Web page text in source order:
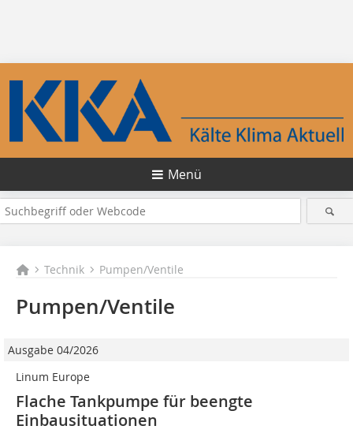
Menü
Technik Pumpen/Ventile
Pumpen/Ventile
Ausgabe 04/2026
Linum Europe
Flache Tankpumpe für beengte
Einbausituationen